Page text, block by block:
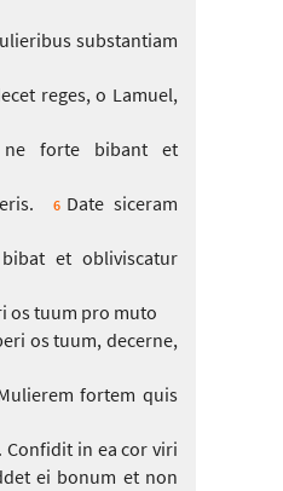
substantiam
reges, o Lamuel,
ne forte bibant et
6 Date siceram
bibat et obliviscatur
os tuum pro muto
os tuum, decerne,
fortem quis
Confidit in ea cor viri
ei bonum et non